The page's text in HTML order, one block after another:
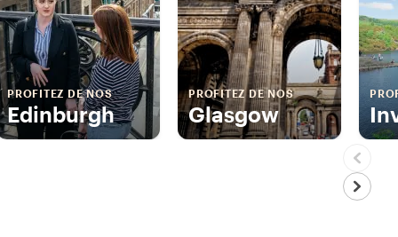
PROFITEZ DE NOS
Edinburgh
PROFITEZ DE NOS
Glasgow